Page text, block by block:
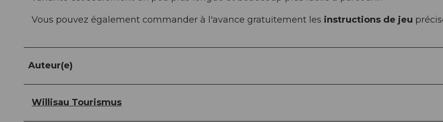
Vous pouvez également commander à l'avance gratuitement les instructions de jeu
Auteur(e)
Willisau Tourismus